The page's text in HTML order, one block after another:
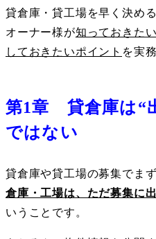
貸倉庫・貸工場を早く決める
オーナー様が知っておきた
しておきたいポイント を実
第1章 貸倉庫は“
ではない
貸倉庫や貸工場の募集でま
倉庫・工場は、ただ募集に
いうことです。